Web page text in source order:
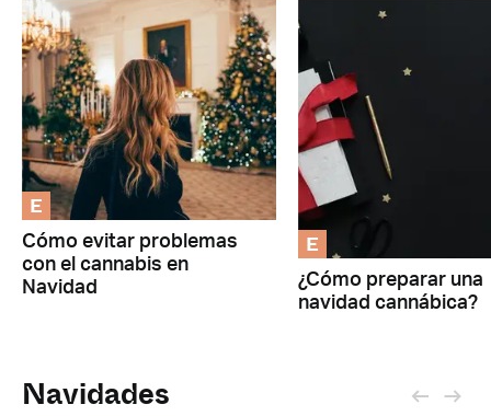
E
Cómo evitar problemas
con el cannabis en
Navidad
E
¿Cómo preparar una
navidad cannábica?
Navidades